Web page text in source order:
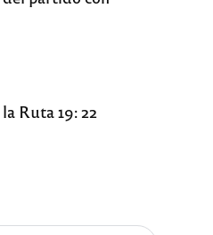
Ruta 19: 22